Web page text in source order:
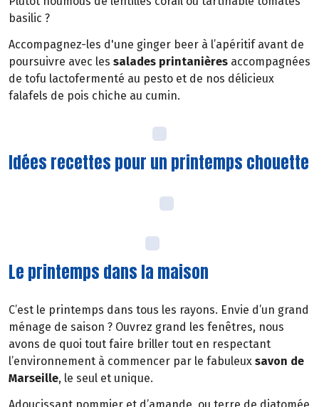
basilic ?
Accompagnez-les d'une ginger beer à l’apéritif avant de
poursuivre avec les salades printanières accompagnées
de tofu lactofermenté au pesto et de nos délicieux
falafels de pois chiche au cumin.
Idées recettes pour un printemps chouette
Le printemps dans la maison
C’est le printemps dans tous les rayons. Envie d’un grand
ménage de saison ? Ouvrez grand les fenêtres, nous
avons de quoi tout faire briller tout en respectant
l’environnement à commencer par le fabuleux savon de
Marseille, le seul et unique.